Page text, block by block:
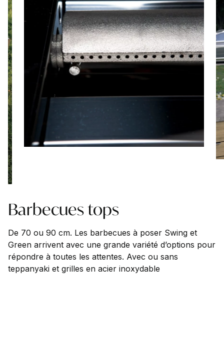
Barbecues tops
De 70 ou 90 cm. Les barbecues à poser Swing et
Green arrivent avec une grande variété d’options pour
répondre à toutes les attentes. Avec ou sans
teppanyaki et grilles en acier inoxydable